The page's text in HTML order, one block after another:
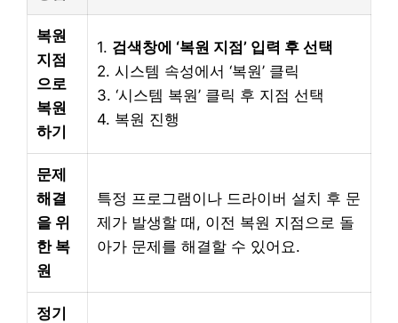
복원
지점
으로
복원
하기
1. 검색창에 ‘복원 지점’ 입력 후 선택
2. 시스템 속성에서 ‘복원’ 클릭
3. ‘시스템 복원’ 클릭 후 지점 선택
4. 복원 진행
문제
해결
을 위
한 복
원
특정 프로그램이나 드라이버 설치 후 문
제가 발생할 때, 이전 복원 지점으로 돌
아가 문제를 해결할 수 있어요.
정기